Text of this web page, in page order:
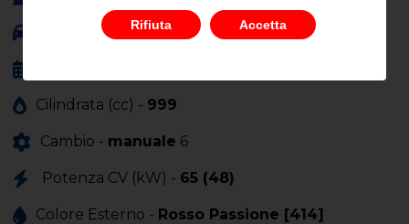
Carrozzeria -altro
Cilindrata (cc) - 999
Cambio - manuale 6
Potenza CV (kW) - 65 (48)
Colore Esterno - Rosso Passione [414]
Rifiuta Accetta